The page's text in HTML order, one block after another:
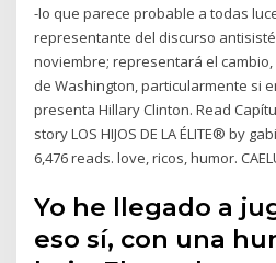
-lo que parece probable a todas
representante del discurso
noviembre; representará el
de Washington, particularmente si
presenta Hillary Clinton. Read
story LOS HIJOS DE LA ÉLITE® by
6,476 reads. love, ricos, humor.
Yo he llegado a
eso sí, con una